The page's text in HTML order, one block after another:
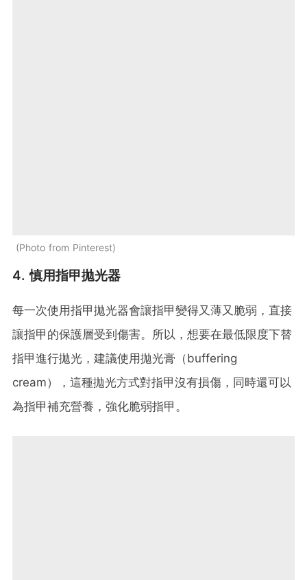
Photo from Pinterest
4. 慎用指甲拋光器
每一次使用指甲拋光器會讓指甲變得又薄又脆弱，直接
讓指甲的保護層受到傷害。所以，想要在最低限度下替
指甲進行拋光，建議使用拋光膏（buffering
cream），這種拋光方式對指甲沒有損傷，同時還可以
為指甲補充營養，強化脆弱指甲。